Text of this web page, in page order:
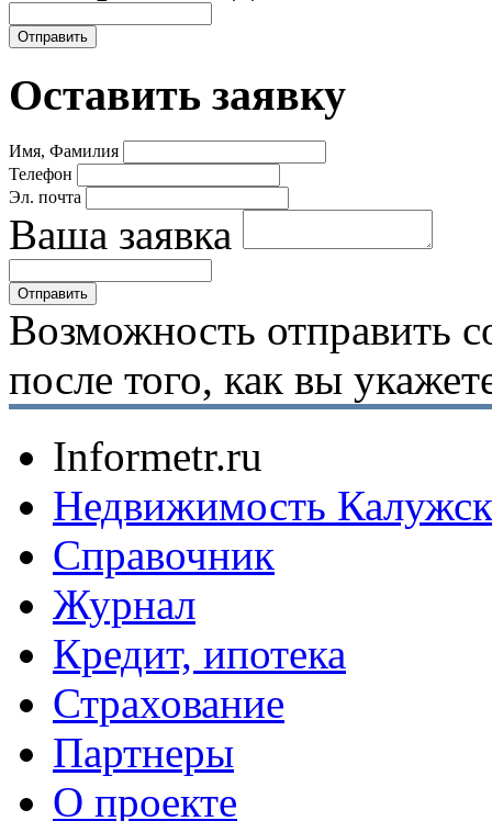
Оставить заявку
Имя, Фамилия
Телефон
Эл. почта
Ваша заявка
Возможность отправить
после того, как вы
Informetr.ru
Недвижимость
Справочник
Журнал
Кредит, ипотека
Страхование
Партнеры
O проекте